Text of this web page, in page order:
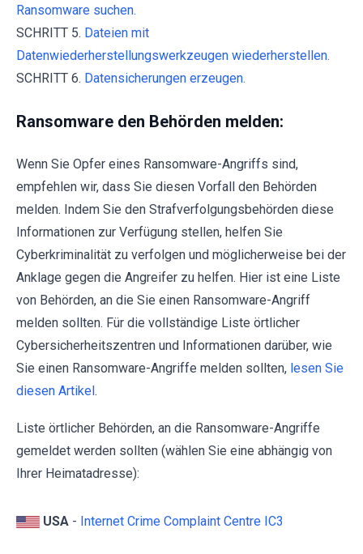
Ransomware suchen.
SCHRITT 5. Dateien mit
Datenwiederherstellungswerkzeugen wiederherstellen.
SCHRITT 6. Datensicherungen erzeugen.
Ransomware den Behörden melden:
Wenn Sie Opfer eines Ransomware-Angriffs sind,
empfehlen wir, dass Sie diesen Vorfall den Behörden
melden. Indem Sie den Strafverfolgungsbehörden diese
Informationen zur Verfügung stellen, helfen Sie
Cyberkriminalität zu verfolgen und möglicherweise bei der
Anklage gegen die Angreifer zu helfen. Hier ist eine Liste
von Behörden, an die Sie einen Ransomware-Angriff
melden sollten. Für die vollständige Liste örtlicher
Cybersicherheitszentren und Informationen darüber, wie
Sie einen Ransomware-Angriffe melden sollten, lesen Sie
diesen Artikel.
Liste örtlicher Behörden, an die Ransomware-Angriffe
gemeldet werden sollten (wählen Sie eine abhängig von
Ihrer Heimatadresse):
USA - Internet Crime Complaint Centre IC3